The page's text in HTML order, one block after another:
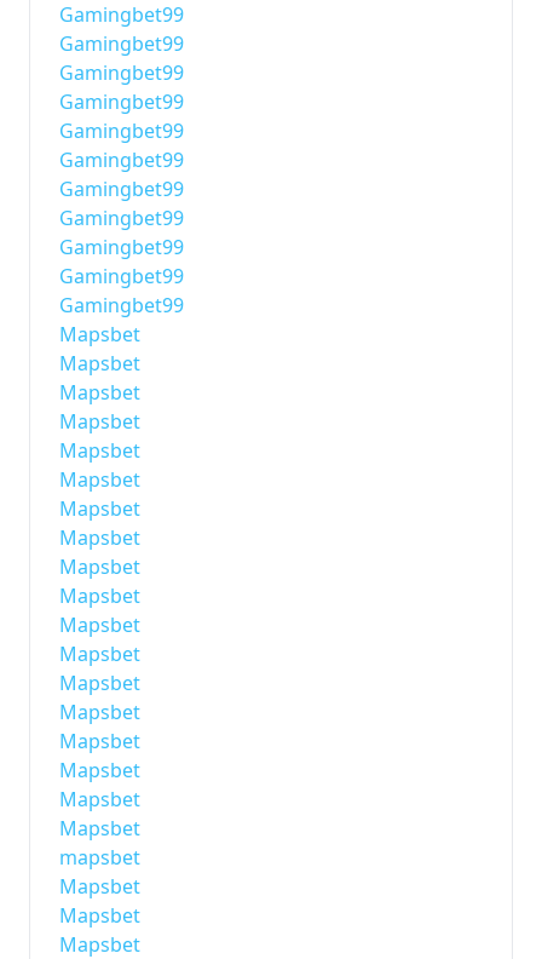
Gamingbet99
Gamingbet99
Gamingbet99
Gamingbet99
Gamingbet99
Gamingbet99
Gamingbet99
Gamingbet99
Gamingbet99
Gamingbet99
Gamingbet99
Mapsbet
Mapsbet
Mapsbet
Mapsbet
Mapsbet
Mapsbet
Mapsbet
Mapsbet
Mapsbet
Mapsbet
Mapsbet
Mapsbet
Mapsbet
Mapsbet
Mapsbet
Mapsbet
Mapsbet
Mapsbet
mapsbet
Mapsbet
Mapsbet
Mapsbet